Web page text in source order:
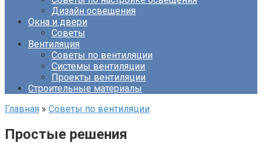
Дизайн освещения
Окна и двери
Советы
Вентиляция
Советы по вентиляции
Системы вентиляции
Проекты вентиляции
Строительные материалы
Главная » Советы по вентиляции
Простые решения